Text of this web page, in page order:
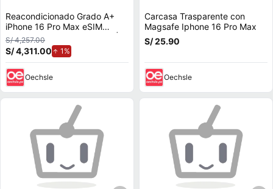
Reacondicionado Grado A+
iPhone 16 Pro Max eSIM
256GB 8GB Black-Titanium |
OPEN BOX
S/ 4,257.00
S/ 4,311.00 1%
Oechsle
Carcasa Trasparente con
Magsafe Iphone 16 Pro Max
S/ 25.90
Oechsle